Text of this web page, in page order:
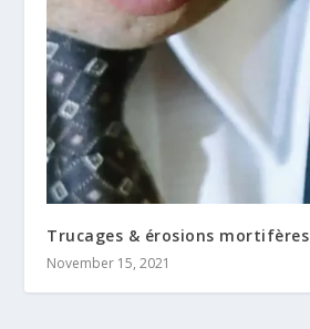
Trucages & érosions mortifères
November 15, 2021